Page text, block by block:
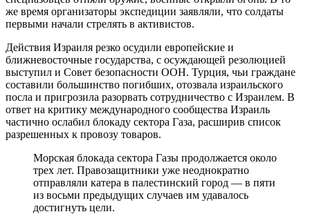
же время организаторы экспедиции заявляли, что солдаты
первыми начали стрелять в активистов.
Действия Израиля резко осудили европейские и
ближневосточные государства, с осуждающей резолюцией
выступил и Совет безопасности ООН. Турция, чьи граждане
составили большинство погибших, отозвала израильского
посла и пригрозила разорвать сотрудничество с Израилем. В
ответ на критику международного сообщества Израиль
частично ослабил блокаду сектора Газа, расширив список
разрешенных к провозу товаров.
Морская блокада сектора Газы продолжается около
трех лет. Правозащитники уже неоднократно
отправляли катера в палестинский город — в пяти
из восьми предыдущих случаев им удавалось
достигнуть цели.